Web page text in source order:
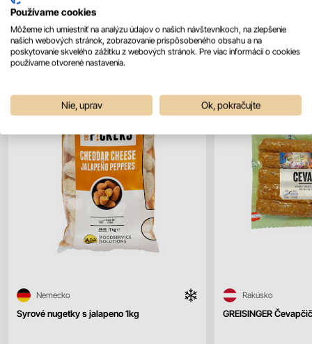
Mohlo by sa vám páčiť Všetky produkty
Syrové nugetky s jalapeno 1kg
Nemecko
GREISINGER
Rakúsko
Používame cookies
Môžeme ich umiestniť na analýzu údajov o našich návštevníkoch, na zlepšenie
našich webových stránok, zobrazovanie prispôsobeného obsahu a na
poskytovanie skvelého zážitku z webových stránok. Pre viac informácií o cookies
používame otvorené nastavenia.
Nie, uprav Ok, pokračujte